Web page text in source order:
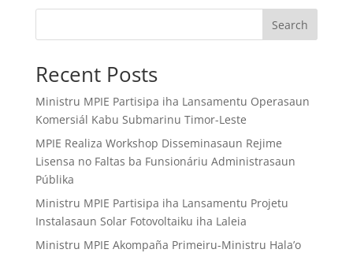
Search
Recent Posts
Ministru MPIE Partisipa iha Lansamentu Operasaun
Komersiál Kabu Submarinu Timor-Leste
MPIE Realiza Workshop Disseminasaun Rejime
Lisensa no Faltas ba Funsionáriu Administrasaun
Públika
Ministru MPIE Partisipa iha Lansamentu Projetu
Instalasaun Solar Fotovoltaiku iha Laleia
Ministru MPIE Akompaña Primeiru-Ministru Hala’o